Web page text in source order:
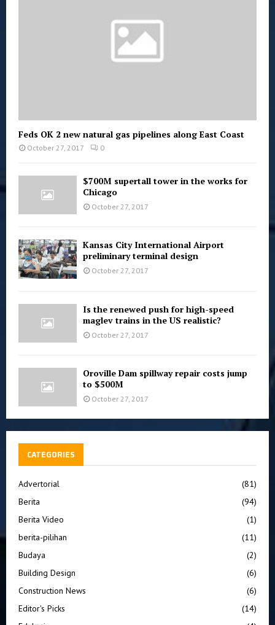
Feds OK 2 new natural gas pipelines along East Coast
October 27, 2017 0
$700M supertall tower in the works for
Chicago
October 27, 2017
Kansas City International Airport
preliminary terminal design
October 27, 2017
Is the renewed push for high-speed
maglev trains in the US realistic?
October 27, 2017
Oroville Dam spillway repair costs jump
to $500M
October 27, 2017
CATEGORIES
Advertorial
(81)
Berita
(94)
Berita Video
(1)
berita-pilihan
(11)
Budaya
(2)
Building Design
(6)
Construction News
(6)
Editor's Picks
(14)